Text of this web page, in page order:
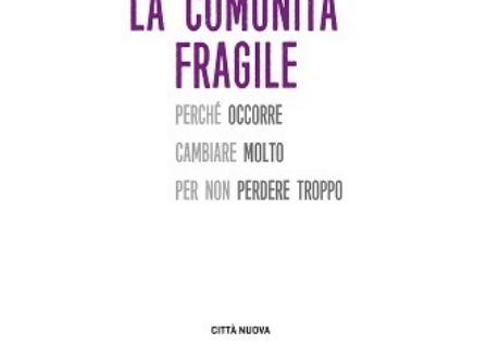
AGGIUNGI AL CARRELLO